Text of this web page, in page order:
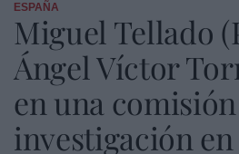
ESPAÑA
Miguel Tellado
Ángel Víctor
en una
investigación en